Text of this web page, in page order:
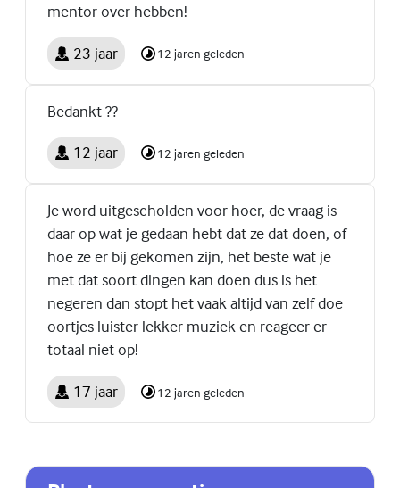
mentor over hebben!
23 jaar 12 jaren geleden
Bedankt ??
12 jaar 12 jaren geleden
Je word uitgescholden voor hoer, de vraag is
daar op wat je gedaan hebt dat ze dat doen, of
hoe ze er bij gekomen zijn, het beste wat je
met dat soort dingen kan doen dus is het
negeren dan stopt het vaak altijd van zelf doe
oortjes luister lekker muziek en reageer er
totaal niet op!
17 jaar 12 jaren geleden